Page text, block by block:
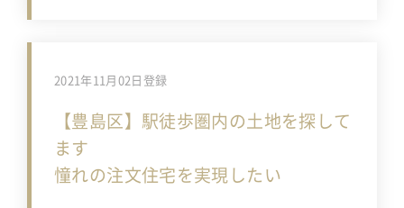
2021年11月02日登録
【豊島区】駅徒歩圏内の土地を探して
ます
憧れの注文住宅を実現したい